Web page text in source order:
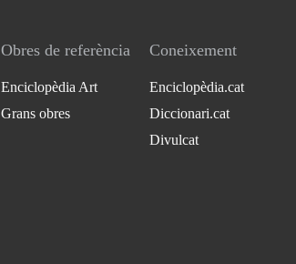
Obres de referència
Enciclopèdia Art
Grans obres
Coneixement
Enciclopèdia.cat
Diccionari.cat
Divulcat